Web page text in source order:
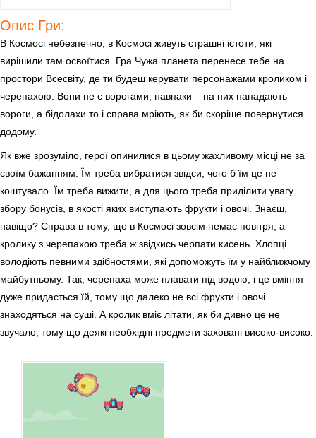
Опис Гри:
В Космосі небезпечно, в Космосі живуть страшні істоти, які
вирішили там освоїтися. Гра Чужа планета перенесе тебе на
простори Всесвіту, де ти будеш керувати персонажами кроликом і
черепахою. Вони не є ворогами, навпаки – на них нападають
вороги, а бідолахи то і справа мріють, як би скоріше повернутися
додому.
Як вже зрозуміло, герої опинилися в цьому жахливому місці не за
своїм бажанням. Їм треба вибратися звідси, чого б їм це не
коштувало. Їм треба вижити, а для цього треба приділити увагу
збору бонусів, в якості яких виступають фрукти і овочі. Знаєш,
навіщо? Справа в тому, що в Космосі зовсім немає повітря, а
кролику з черепахою треба ж звідкись черпати кисень. Хлопці
володіють певними здібностями, які допоможуть їм у найближчому
майбутньому. Так, черепаха може плавати під водою, і це вміння
дуже придасться їй, тому що далеко не всі фрукти і овочі
знаходяться на суші. А кролик вміє літати, як би дивно це не
звучало, тому що деякі необхідні предмети заховані високо-високо.